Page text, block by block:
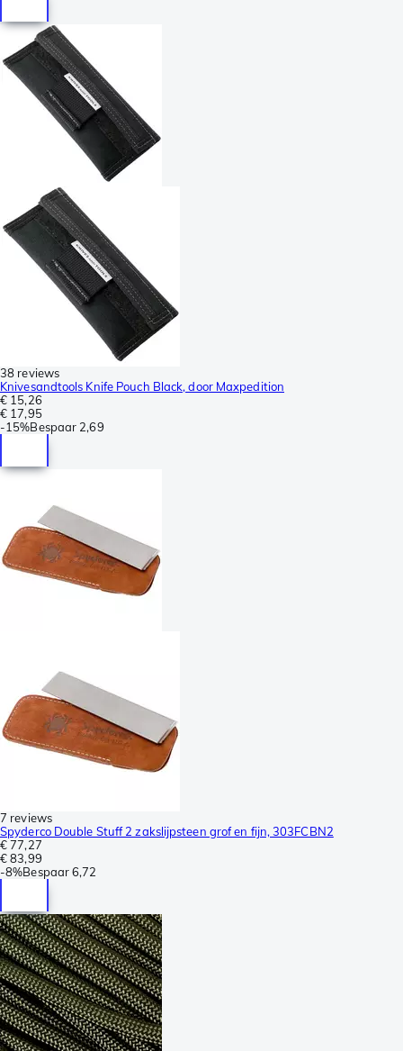
38 reviews
Knivesandtools Knife Pouch Black, door Maxpedition
€ 15,26
€ 17,95
-15%Bespaar 2,69
7 reviews
Spyderco Double Stuff 2 zakslijpsteen grof en fijn, 303FCBN2
€ 77,27
€ 83,99
-8%Bespaar6,72